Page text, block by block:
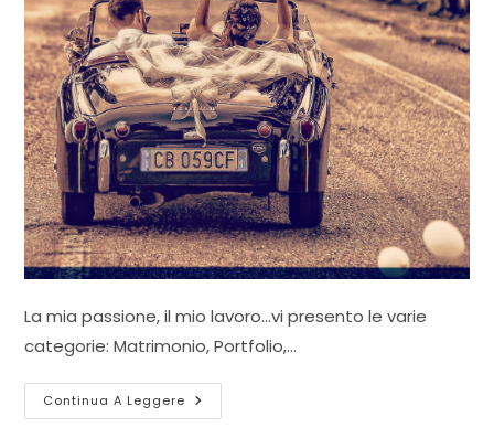
La mia passione, il mio lavoro…vi presento le varie
categorie: Matrimonio, Portfolio,…
Continua A Leggere Mirco
Toffolo